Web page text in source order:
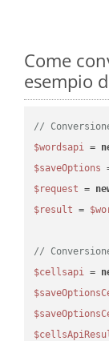
Come
esempio
//
$wordsapi =
$saveOptions
$request =
$result =
//
$cellsapi =